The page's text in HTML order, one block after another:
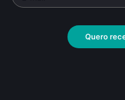
Quero